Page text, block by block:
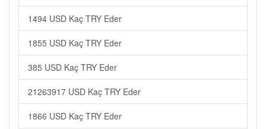
1494 USD Kaç TRY Eder
1855 USD Kaç TRY Eder
385 USD Kaç TRY Eder
21263917 USD Kaç TRY Eder
1866 USD Kaç TRY Eder